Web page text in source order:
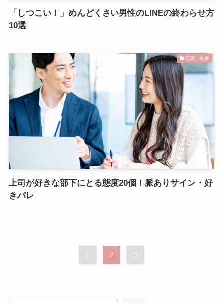
「しつこい！」めんどくさい男性のLINEの終わらせ方
10選
恋愛・結婚
上司が好きな部下にとる態度20個！脈ありサイン・好
きバレ
1 2 3